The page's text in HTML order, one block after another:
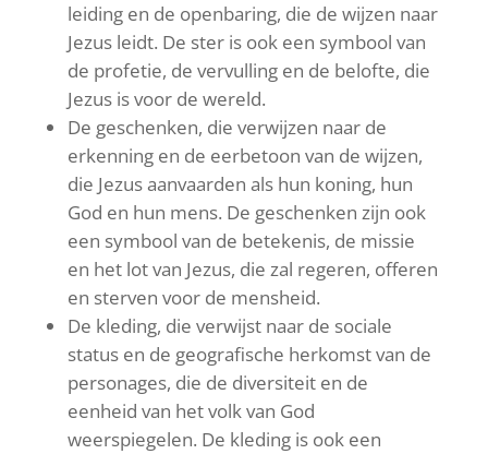
leiding en de openbaring, die de wijzen naar
Jezus leidt. De ster is ook een symbool van
de profetie, de vervulling en de belofte, die
Jezus is voor de wereld.
De geschenken, die verwijzen naar de
erkenning en de eerbetoon van de wijzen,
die Jezus aanvaarden als hun koning, hun
God en hun mens. De geschenken zijn ook
een symbool van de betekenis, de missie
en het lot van Jezus, die zal regeren, offeren
en sterven voor de mensheid.
De kleding, die verwijst naar de sociale
status en de geografische herkomst van de
personages, die de diversiteit en de
eenheid van het volk van God
weerspiegelen. De kleding is ook een